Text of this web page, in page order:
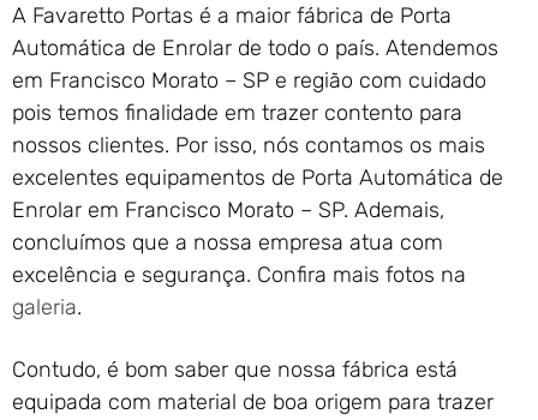
Portão de Garagem de
Enrolar em Paraty – RJ
Portão de Garagem de
Enrolar em Nova Iguaçu – RJ
Portão de Garagem de
Enrolar em Nova Friburgo –
RJ
A Favaretto Portas é a maior fábrica de Porta
Automática de Enrolar de todo o país. Atendemos
em Francisco Morato – SP e região com cuidado
pois temos finalidade em trazer contento para
nossos clientes. Por isso, nós contamos os mais
excelentes equipamentos de Porta Automática de
Enrolar em Francisco Morato – SP. Ademais,
concluímos que a nossa empresa atua com
excelência e segurança. Confira mais fotos na
galeria.
Contudo, é bom saber que nossa fábrica está
equipada com material de boa origem para trazer